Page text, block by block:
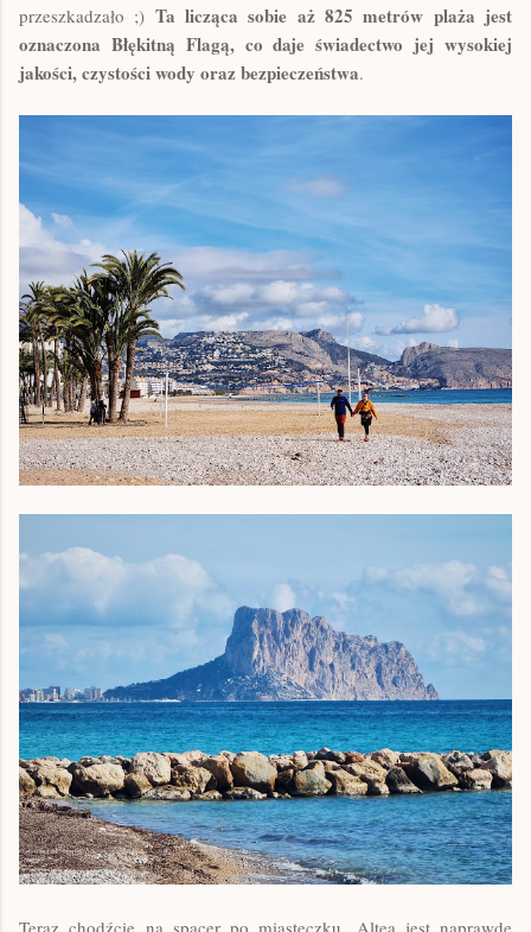
przeszkadzało ;) Ta licząca sobie aż 825 metrów plaża jest
oznaczona Błękitną Flagą, co daje świadectwo jej wysokiej
jakości, czystości wody oraz bezpieczeństwa.
Teraz chodźcie na spacer po miasteczku. Altea jest naprawdę